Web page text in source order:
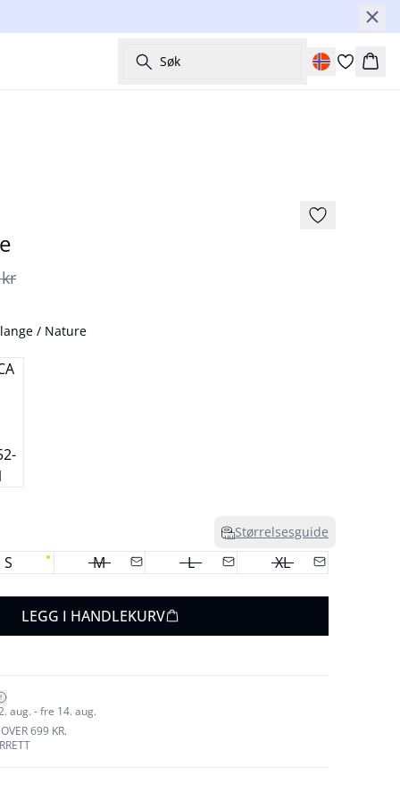
Søk
/ Nature
Størrelsesguide
S M L
XL
LEGG I HANDLEKURV
aug. - fre 14. aug.
699 KR.